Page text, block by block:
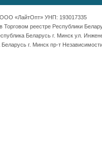
ООО «ЛайтОпт» УНП: 193017335
Торговом реестре Республики
Беларусь г. Минск ул.
г. Минск пр-т